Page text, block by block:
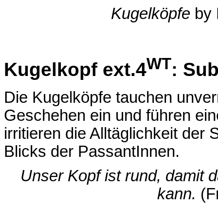
Kugelköpfeby
Kugelkopf ext.4WT:
Die Kugelköpfe tauchen
Geschehen ein und führen
irritieren die Alltäglichkeit der
Blicks der PassantInnen.
Unser Kopf ist rund, damit
kann.